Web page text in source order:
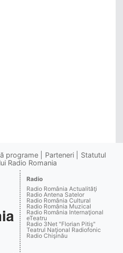
programe Parteneri
Statutul
Radio Romania
Radio
Radio România Actualităţi
Radio Antena Satelor
Radio România Cultural
Radio România Muzical
Radio România Internaţional
eTeatru
Radio 3Net "Florian Pitiş"
Teatrul Naţional Radiofonic
Radio Chişinău